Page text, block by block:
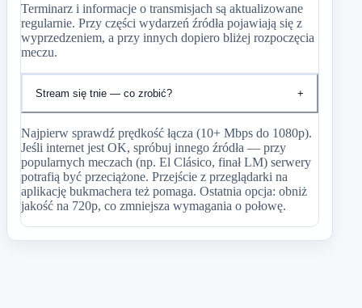
Terminarz i informacje o transmisjach są aktualizowane
regularnie. Przy części wydarzeń źródła pojawiają się z
wyprzedzeniem, a przy innych dopiero bliżej rozpoczęcia
meczu.
Stream się tnie — co zrobić? +
Najpierw sprawdź prędkość łącza (10+ Mbps do 1080p).
Jeśli internet jest OK, spróbuj innego źródła — przy
popularnych meczach (np. El Clásico, finał LM) serwery
potrafią być przeciążone. Przejście z przeglądarki na
aplikację bukmachera też pomaga. Ostatnia opcja: obniż
jakość na 720p, co zmniejsza wymagania o połowę.